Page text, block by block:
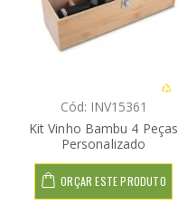
Cód: INV15361
Kit Vinho Bambu 4 Peças
Personalizado
ORÇAR ESTE PRODUTO